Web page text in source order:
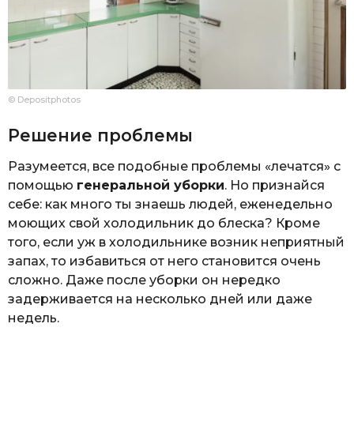
© Depositphotos
Решение проблемы
Разумеется, все подобные проблемы «лечатся» с
помощью генеральной уборки. Но признайся
себе: как много ты знаешь людей, еженедельно
моющих свой холодильник до блеска? Кроме
того, если уж в холодильнике возник неприятный
запах, то избавиться от него становится очень
сложно. Даже после уборки он нередко
задерживается на несколько дней или даже
недель.